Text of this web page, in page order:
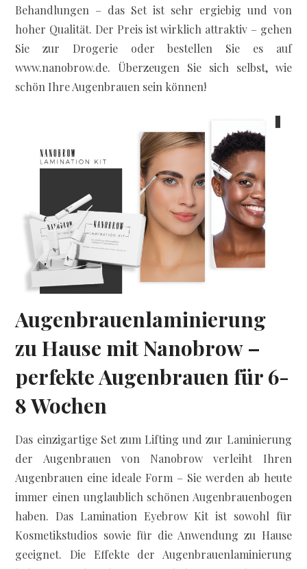
Behandlungen – das Set ist sehr ergiebig und von
hoher Qualität. Der Preis ist wirklich attraktiv – gehen
Sie zur Drogerie oder bestellen Sie es auf
www.nanobrow.de. Überzeugen Sie sich selbst, wie
schön Ihre Augenbrauen sein können!
Augenbrauenlaminierung
zu Hause mit Nanobrow –
perfekte Augenbrauen für 6-
8 Wochen
Das einzigartige Set zum Lifting und zur Laminierung
der Augenbrauen von Nanobrow verleiht Ihren
Augenbrauen eine ideale Form – Sie werden ab heute
immer einen unglaublich schönen Augenbrauenbogen
haben. Das Lamination Eyebrow Kit ist sowohl für
Kosmetikstudios sowie für die Anwendung zu Hause
geeignet. Die Effekte der Augenbrauenlaminierung